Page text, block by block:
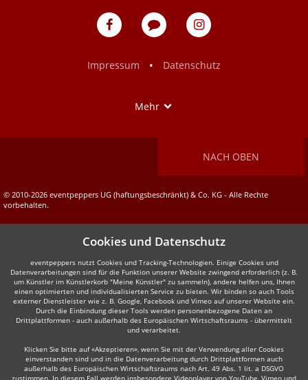
eventpeppers
Blog
eventpeppers
Impressum
• Datenschutz
Mehr
NACH OBEN
© 2010-2026 eventpeppers UG (haftungsbeschränkt) & Co. KG - Alle Rechte
vorbehalten.
Cookies und Datenschutz
eventpeppers nutzt Cookies und Tracking-Technologien. Einige Cookies und
Datenverarbeitungen sind für die Funktion unserer Website zwingend erforderlich (z. B.
um Künstler im Künstlerkorb "Meine Künstler" zu sammeln), andere helfen uns, Ihnen
einen optimierten und individualisierten Service zu bieten. Wir binden so auch Tools
externer Dienstleister wie z. B. Google, Facebook und Vimeo auf unserer Website ein.
Durch die Einbindung dieser Tools werden personenbezogene Daten an
Drittplattformen - auch außerhalb des Europäischen Wirtschaftsraums - übermittelt
und verarbeitet.
Klicken Sie bitte auf «Akzeptieren», wenn Sie mit der Verwendung aller Cookies
einverstanden sind und in die Datenverarbeitung durch Drittplattformen auch
außerhalb des Europäischen Wirtschaftsraums nach Art. 49 Abs. 1 lit. a DSGVO
zustimmen. In diesem Fall werden insbesondere Videoplayer von YouTube, Vimeo und